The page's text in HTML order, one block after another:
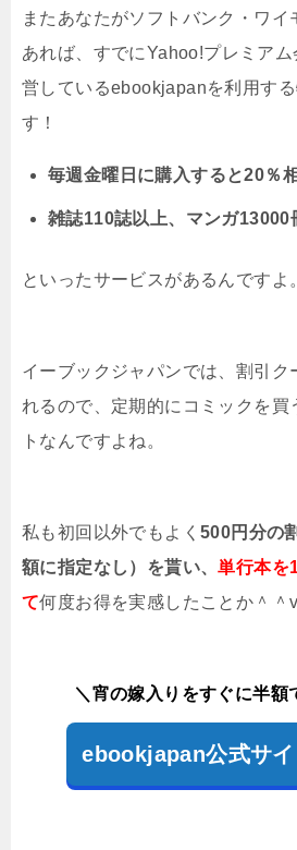
またあなたがソフトバンク・ワイ
あれば、すでにYahoo!プレミア
営しているebookjapanを利用す
す！
毎週金曜日に購入すると20％
雑誌110誌以上、マンガ13000
といったサービスがあるんですよ。
イーブックジャパンでは、割引ク
れるので、定期的にコミックを買
トなんですよね。
私も初回以外でもよく 500円分の
額に指定なし）を貰い、単行本を
て何度お得を実感したことか＾＾v
＼宵の嫁入りをすぐに半額
ebookjapan公式サイ